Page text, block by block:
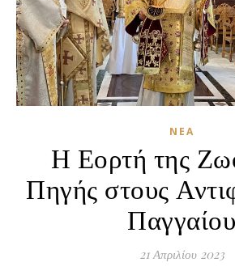
ΝΈΑ
Η Εορτή της
Πηγής στους
Παγγαίου
21 Απριλίου 2023